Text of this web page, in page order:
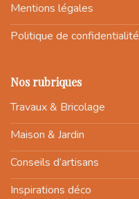
Mentions légales
Politique de confidentialité
Nos rubriques
Travaux & Bricolage
Maison & Jardin
Conseils d’artisans
Inspirations déco